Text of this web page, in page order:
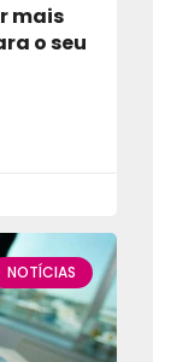
mais
o seu
NOTÍCIAS